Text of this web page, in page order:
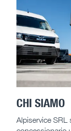
CHI SIAMO
Alpiservice